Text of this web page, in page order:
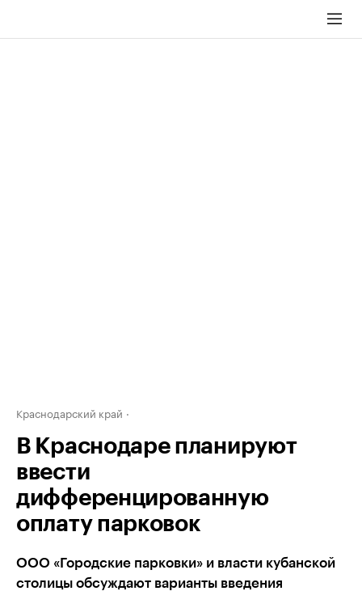
Краснодарский край
В Краснодаре планируют
ввести
дифференцированную
оплату парковок
ООО «Городские парковки» и власти кубанской
столицы обсуждают варианты введения